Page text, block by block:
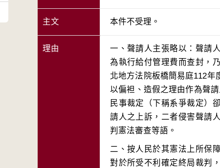
主文 本件不受理。
理由
一、聲請人主張略以：聲請
為執行給付管理費而查封，
北地方法院板橋簡易庭112年
以偏袒、造假之理由作為聲
民事裁定（下稱系爭裁定）
請人之上訴，二者侵害聲請
二、按人民於其憲法上所保
對於所受不利確定終局裁判